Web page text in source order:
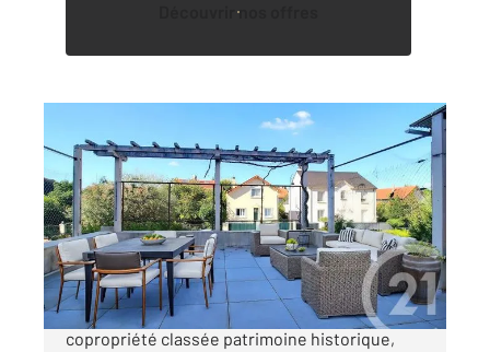
Découvrir nos offres
ANTONY 92
90 m2, 4 pièces
Ref : 9446
Appartement F4 à vendre
450 000 €
ANTONY - FRESNES, Dans une petite
copropriété classée patrimoine historique,